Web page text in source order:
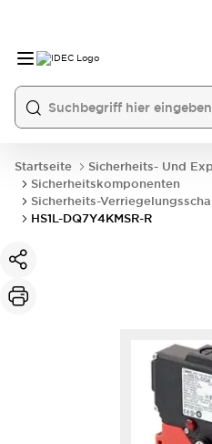
Startseite
Sicherheits- Und
Sicherheitskomponenten
Sicherheits-
HS1L-DQ7Y4KMSR-R